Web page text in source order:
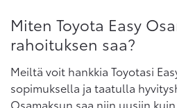
Miten Toyota Easy
rahoituksen saa?
Meiltä voit hankkia Toyotasi
sopimuksella ja taatulla
Osamaksun saa niin uusiin